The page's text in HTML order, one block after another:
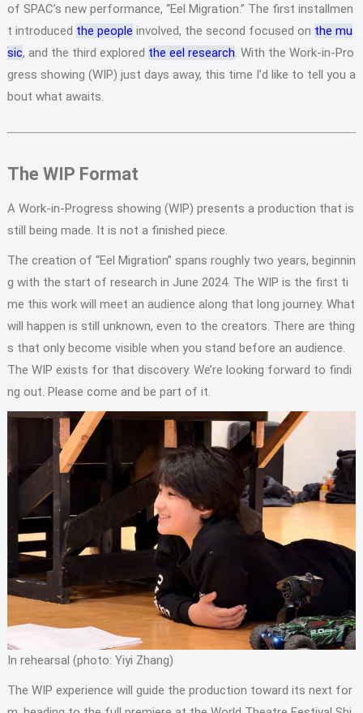
of SPAC’s new performance, “Eel Migration.” The first installmen
t introduced the people involved, the second focused on the mu
sic, and the third explored the eel research. With the Work-in-Pro
gress showing (WIP) just days away, this time I’d like to tell you a
bout what awaits.
The WIP Format
A Work-in-Progress showing (WIP) presents a production that is
still being made. It is not a finished piece.
The creation of “Eel Migration” spans roughly two years, beginnin
g with the start of research in June 2024. The WIP is the first ti
me this work will meet an audience along that long journey. What
will happen is still unknown, even to the creators. There are thing
s that only become visible when you stand before an audience.
The WIP exists for that discovery. We’re looking forward to findi
ng out. Please come and be part of it.
In rehearsal (photo: Yiyi Zhang)
The WIP experience will guide the production toward its next for